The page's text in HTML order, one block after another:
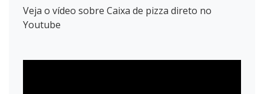
Veja o vídeo sobre Caixa de pizza direto no
Youtube